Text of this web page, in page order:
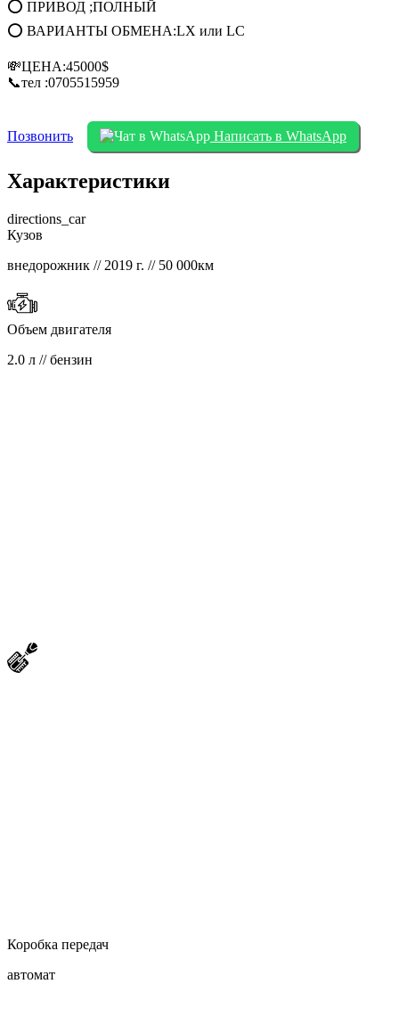
⭕ ПРИВОД ;ПОЛНЫЙ
⭕ ВАРИАНТЫ ОБМЕНА:LX или LC
💸ЦЕНА:45000$
📞тел :0705515959
Позвонить Написать в WhatsApp
Характеристики
directions_car
Кузов
внедорожник // 2019 г. // 50 000км
Объем двигателя
2.0 л // бензин
Коробка передач
автомат